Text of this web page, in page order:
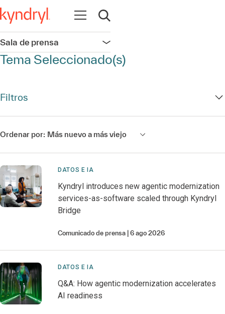
Abrir navegación
Abrir búsqueda
Sala de prensa Abrir navegación
Tema Seleccionado(s)
Filtros
Ordenar por: Más nuevo a más viejo
DATOS E IA
Kyndryl introduces new agentic modernization
services-as-software scaled through Kyndryl
Bridge
Comunicado de prensa 6 ago 2026
DATOS E IA
Q&A: How agentic modernization accelerates
AI readiness